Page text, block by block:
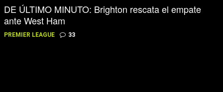
DE ÚLTIMO MINUTO: Brighton rescata el empate
ante West Ham
PREMIER LEAGUE 33